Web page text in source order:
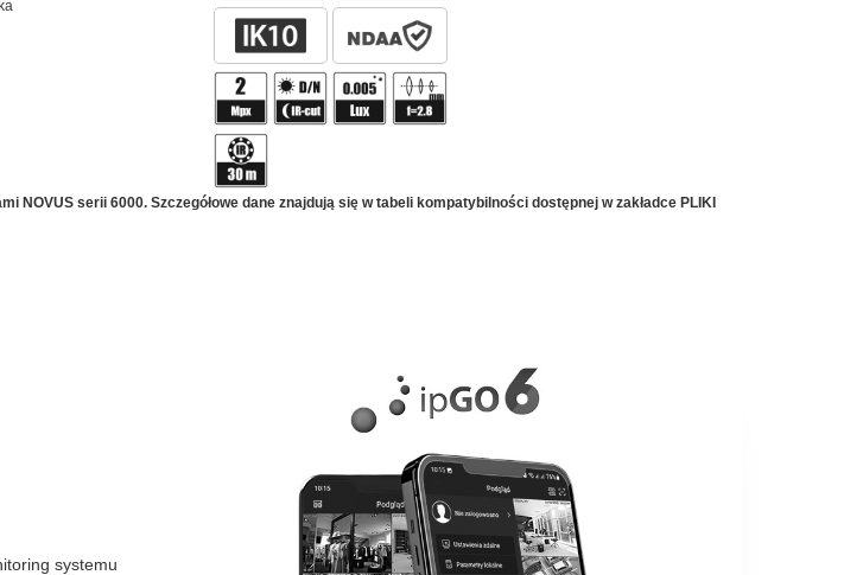
NOVUS serii 6000. Szczegółowe dane znajdują się w tabeli kompatybilności dostępnej w zakładce PLIKI
systemu